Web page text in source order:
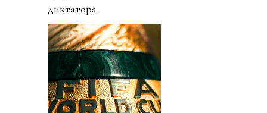
диктатора.